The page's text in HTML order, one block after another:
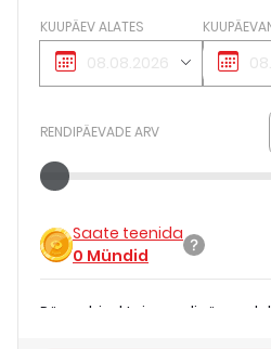
KUUPÄEV ALATES
RENDIPÄEVADE ARV
Saate teenida
0 Mündid
Päevahind teie rendipäevadele